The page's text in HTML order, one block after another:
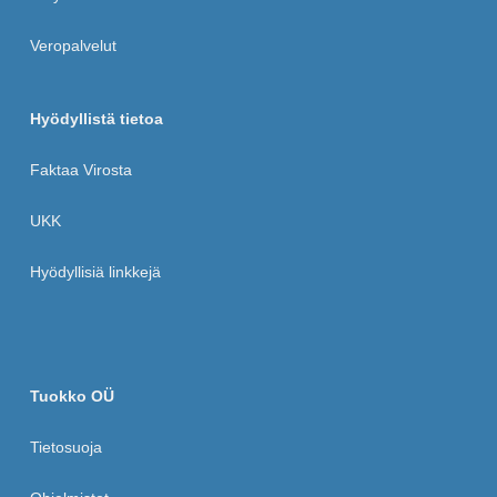
Veropalvelut
Hyödyllistä tietoa
Faktaa Virosta
UKK
Hyödyllisiä linkkejä
Tuokko OÜ
Tietosuoja